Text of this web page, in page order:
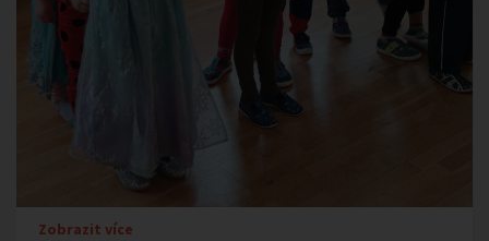
Zobrazit více